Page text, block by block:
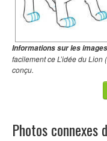
Informations sur les
facilement ce L’idée du
conçu.
Photos connexes